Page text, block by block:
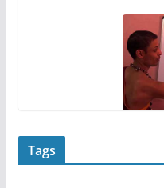
Tags